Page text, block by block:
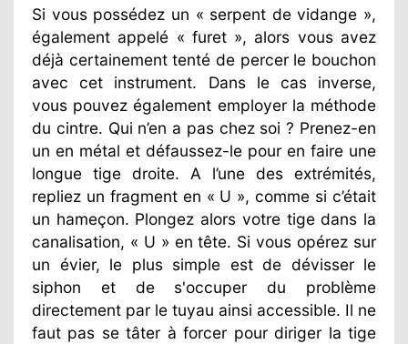
Si vous possédez un « serpent de vidange »,
également appelé « furet », alors vous avez
déjà certainement tenté de percer le bouchon
avec cet instrument. Dans le cas inverse,
vous pouvez également employer la méthode
du cintre. Qui n’en a pas chez soi ? Prenez-en
un en métal et défaussez-le pour en faire une
longue tige droite. A l’une des extrémités,
repliez un fragment en « U », comme si c’était
un hameçon. Plongez alors votre tige dans la
canalisation, « U » en tête. Si vous opérez sur
un évier, le plus simple est de dévisser le
siphon et de s'occuper du problème
directement par le tuyau ainsi accessible. Il ne
faut pas se tâter à forcer pour diriger la tige